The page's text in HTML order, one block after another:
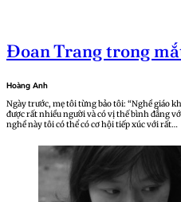
Đoan Trang trong
Hoàng Anh
Ngày trước, mẹ tôi từng bảo tôi: “Nghề giáo
được rất nhiều người và có vị thế bình đẳng
nghề này tôi có thể có cơ hội tiếp xúc với rất…